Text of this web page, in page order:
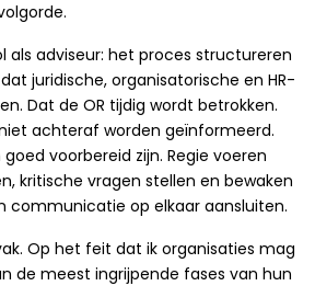
als adviseur: het proces structureren
juridische, organisatorische en HR-
Dat de OR tijdig wordt betrokken.
achteraf worden geïnformeerd.
voorbereid zijn. Regie voeren
kritische vragen stellen en bewaken
communicatie op elkaar aansluiten.
Op het feit dat ik organisaties mag
de meest ingrijpende fases van hun